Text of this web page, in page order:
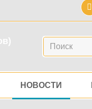
Поиск
НОВОСТИ